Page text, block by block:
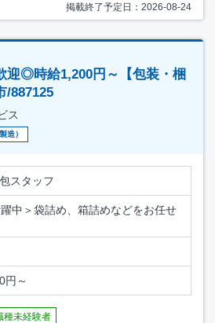
掲載終了予定日：2026-08-24
迎◎時給1,200円～【包装・梱
/887125
ス
造）
スタッフ
中＞袋詰め、箱詰めなどをお任せ
円～
種未経験者